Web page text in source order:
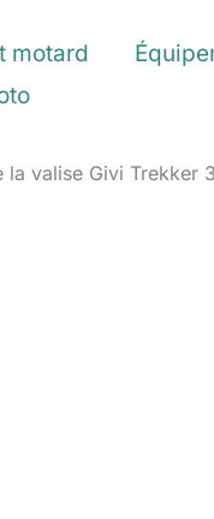
motard
la valise Givi Trekker